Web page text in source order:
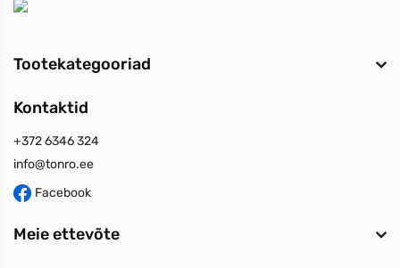
Tootekategooriad
Kontaktid
+372 6346 324
info@tonro.ee
Facebook
Meie ettevõte